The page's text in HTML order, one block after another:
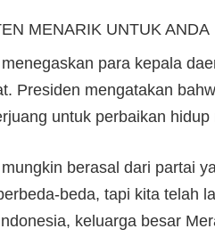
MENARIK UNTUK ANDA
para kepala
Presiden mengatakan
untuk perbaikan hidup
berasal dari partai
beda, tapi kita telah
keluarga besar